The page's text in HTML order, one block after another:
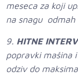
meseca za koji
na snagu
9. HITNE
popravki mašina
odziv do